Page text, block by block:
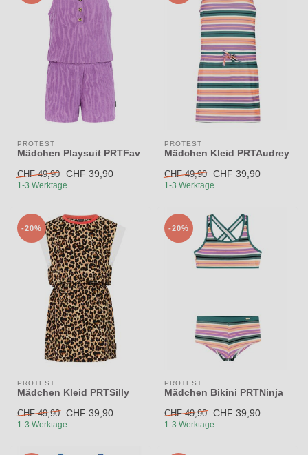
PROTEST
Mädchen Playsuit PRTFav
CHF 49,90 CHF 39,90
1-3 Werktage
PROTEST
Mädchen Kleid PRTAudrey
CHF 49,90 CHF 39,90
1-3 Werktage
-20%
PROTEST
Mädchen Kleid PRTSilly
CHF 49,90 CHF 39,90
1-3 Werktage
-20%
PROTEST
Mädchen Bikini PRTNinja
CHF 49,90 CHF 39,90
1-3 Werktage